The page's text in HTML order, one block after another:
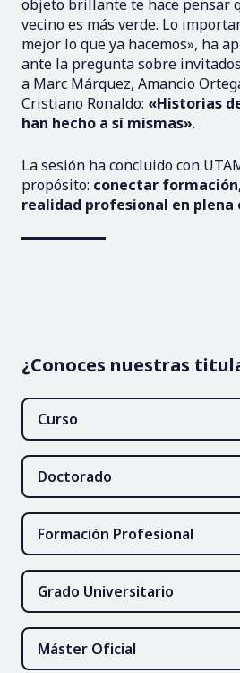
objeto brillante te hace pensar
vecino es más verde. Lo
mejor lo que ya hacemos», ha
ante la pregunta sobre
a Marc Márquez, Amancio
Cristiano Ronaldo: «Historias
han hecho a sí mismas».
La sesión ha concluido con
propósito: conectar
realidad profesional en
¿Conoces nuestras
Curso
Doctorado
Formación Profesional
Grado Universitario
Máster Oficial